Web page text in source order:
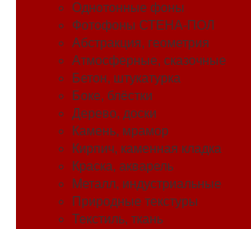
Однотонные фоны
Фотофоны СТЕНА-ПОЛ
Абстракция, геометрия
Атмосферные, сказочные
Бетон, штукатурка
Боке, блёстки
Дерево, доски
Камень, мрамор
Кирпич, каменная кладка
Краска, акварель
Металл, индустриальные
Природные текстуры
Текстиль, ткань